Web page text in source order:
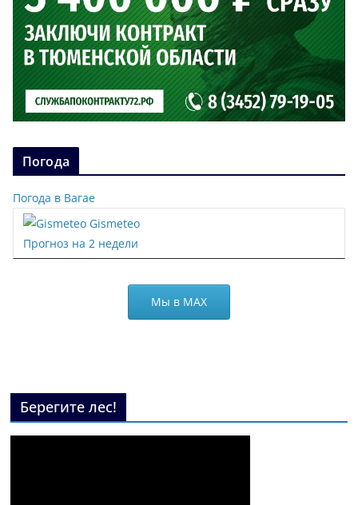
Погода
Погода в Вагае
Gismeteo
Прогноз на 2 недели
Мы в МАХ
Берегите лес!